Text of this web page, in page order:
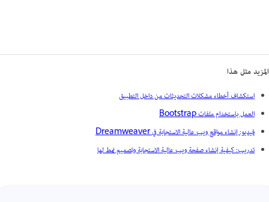
المزيد مثل هذا
استكشاف أخطاء مشكلات التحديثات من داخل التطبيق
العمل باستخدام ملفات Bootstrap
فيديو: إنشاء مواقع ويب عالية الاستجابة في Dreamweaver
تدريب: كيفية إنشاء صفحة ويب عالية الاستجابة وتصميم نمط لها